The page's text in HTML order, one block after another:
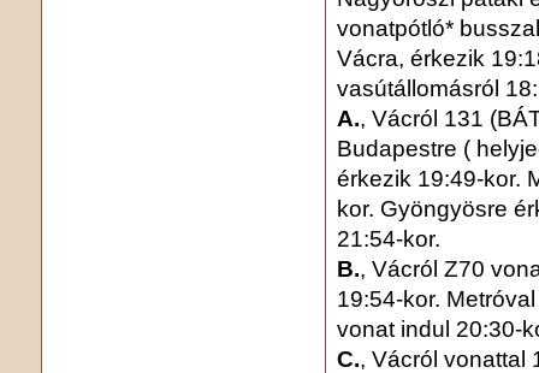
vonatpótló*
Vácra, érkezik
vasútállomásról
A., Vácról 131
Budapestre (
érkezik 19:49-kor.
kor. Gyöngyösre
21:54-kor.
B., Vácról Z70
19:54-kor.
vonat indul 20:30-
C., Vácról vonattal